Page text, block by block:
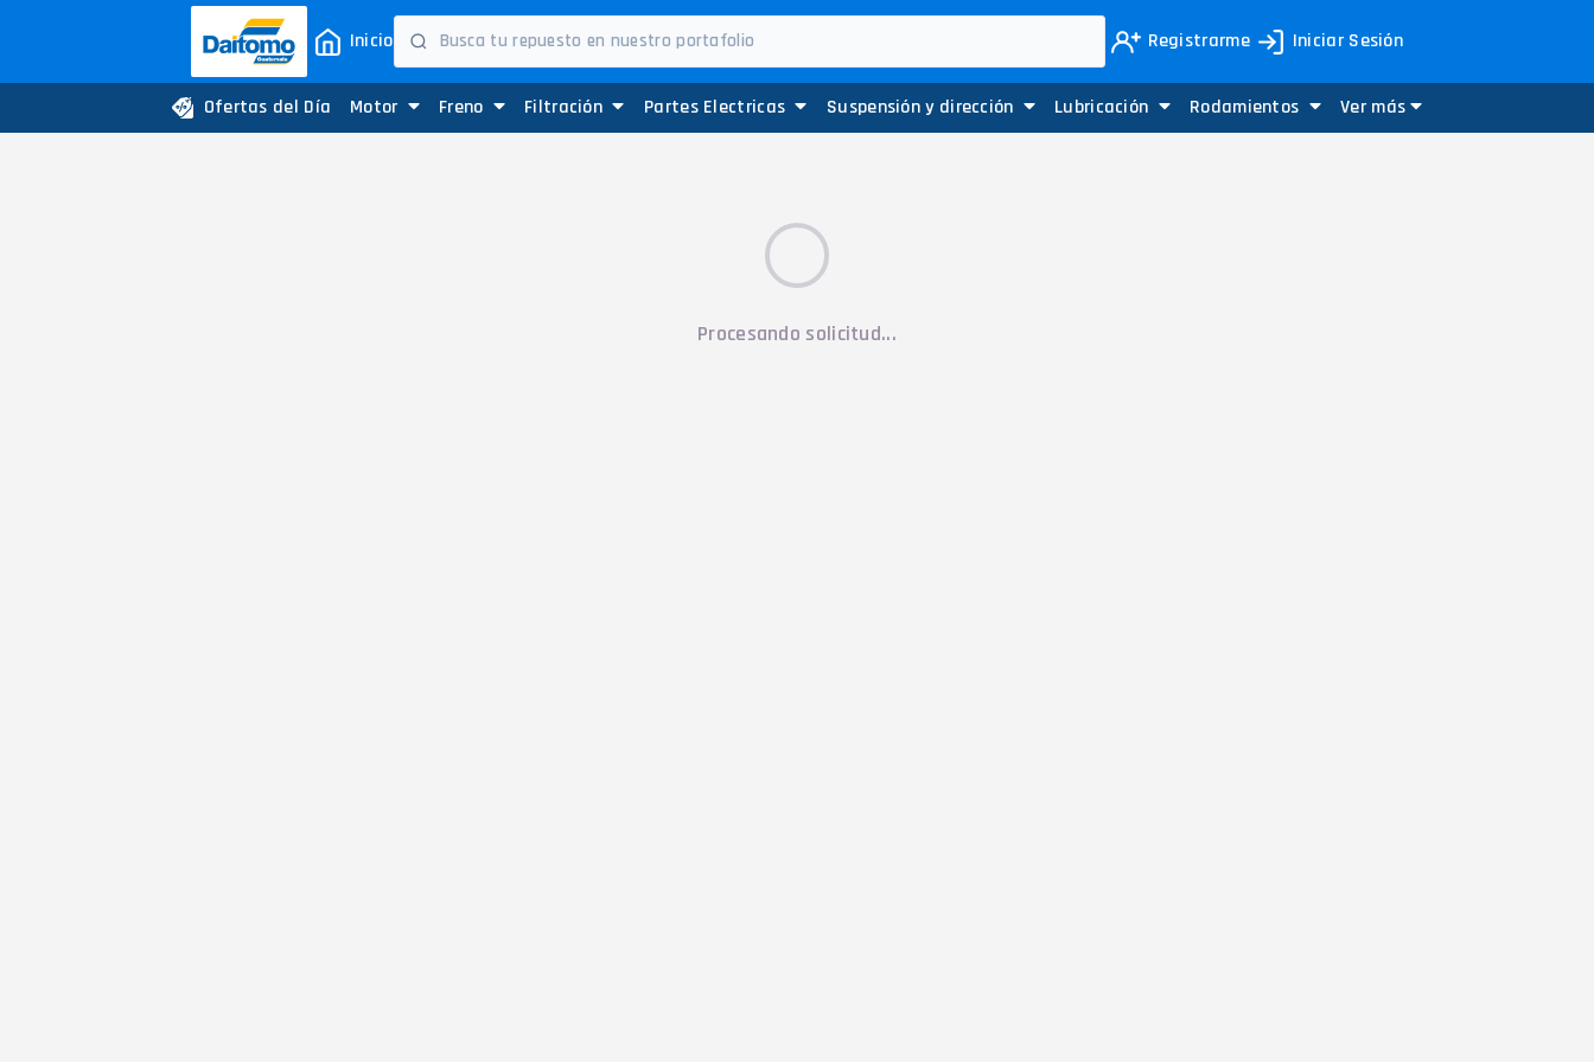
Inicio Registrarme Iniciar Sesión
Ofertas del Día Motor Freno Filtración Partes Electricas Suspensión y dirección Lubricación Rodamientos Ver más
Procesando solicitud...